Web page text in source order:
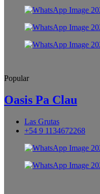
Popular
Oasis Pa Clau
Las Grutas
+54 9 1134672268